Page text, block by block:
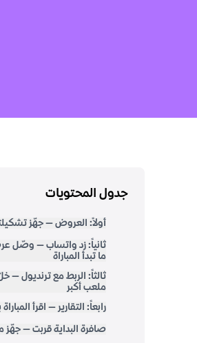
جدول المحتويات
أولاً: العروض — جهّز
ثانياً: زد واتساب — وصّل
ما تبدأ المباراة
ثالثاً: الربط مع ترنديول —
ملعب أكبر
رابعاً: التقارير — اقرأ
صافرة البداية قربت — جهّز